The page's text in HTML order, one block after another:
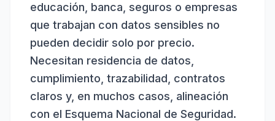
educación, banca, seguros o empresas
que trabajan con datos sensibles no
pueden decidir solo por precio.
Necesitan residencia de datos,
cumplimiento, trazabilidad, contratos
claros y, en muchos casos, alineación
con el Esquema Nacional de Seguridad.